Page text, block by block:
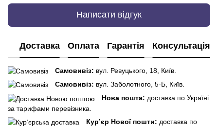
Написати відгук
Доставка Оплата Гарантія Консультація
Самовивіз: вул. Ревуцького, 18, Київ.
Самовивіз: вул. Заболотного, 5-Б, Київ.
Нова пошта: доставка по Україні
за тарифами перевізника.
Кур’єр Нової пошти: доставка по